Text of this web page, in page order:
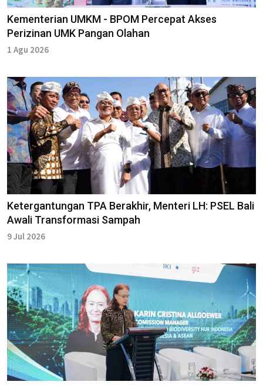
Kementerian UMKM - BPOM Percepat Akses
Perizinan UMK Pangan Olahan
1 Agu 2026
Ketergantungan TPA Berakhir, Menteri LH: PSEL Bali
Awali Transformasi Sampah
9 Jul 2026